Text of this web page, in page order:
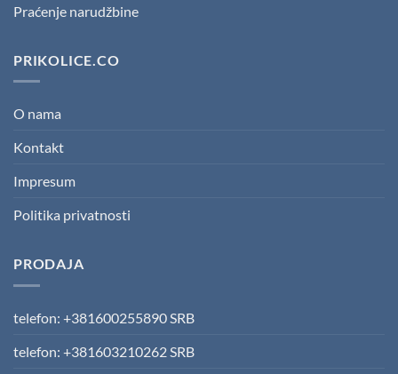
Praćenje narudžbine
PRIKOLICE.CO
O nama
Kontakt
Impresum
Politika privatnosti
PRODAJA
telefon: +381600255890 SRB
telefon: +381603210262 SRB